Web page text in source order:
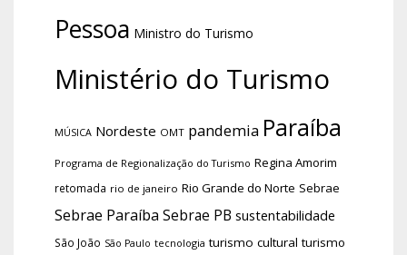
Pessoa Ministro do Turismo
Ministério do Turismo
MÚSICA Nordeste OMT pandemia Paraíba
Programa de Regionalização do Turismo Regina Amorim
retomada rio de janeiro Rio Grande do Norte Sebrae
Sebrae Paraíba Sebrae PB sustentabilidade
São João São Paulo tecnologia turismo cultural turismo